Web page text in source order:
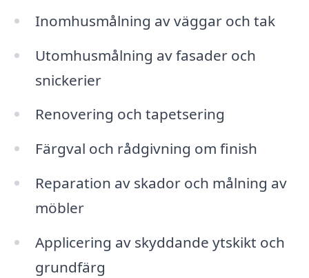
Inomhusmålning av väggar och tak
Utomhusmålning av fasader och
snickerier
Renovering och tapetsering
Färgval och rådgivning om finish
Reparation av skador och målning av
möbler
Applicering av skyddande ytskikt och
grundfärg